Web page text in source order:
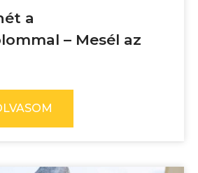
a
– Mesél az